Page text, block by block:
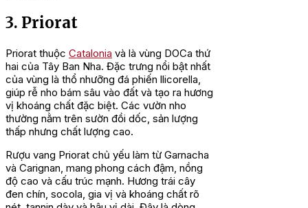
3. Priorat
Priorat thuộc Catalonia và là vùng DOCa thứ
hai của Tây Ban Nha. Đặc trưng nổi bật nhất
của vùng là thổ nhưỡng đá phiến llicorella,
giúp rễ nho bám sâu vào đất và tạo ra hương
vị khoáng chất đặc biệt. Các vườn nho
thường nằm trên sườn đồi dốc, sản lượng
thấp nhưng chất lượng cao.
Rượu vang Priorat chủ yếu làm từ Garnacha
và Carignan, mang phong cách đậm, nồng
độ cao và cấu trúc mạnh. Hương trái cây
đen chín, socola, gia vị và khoáng chất rõ